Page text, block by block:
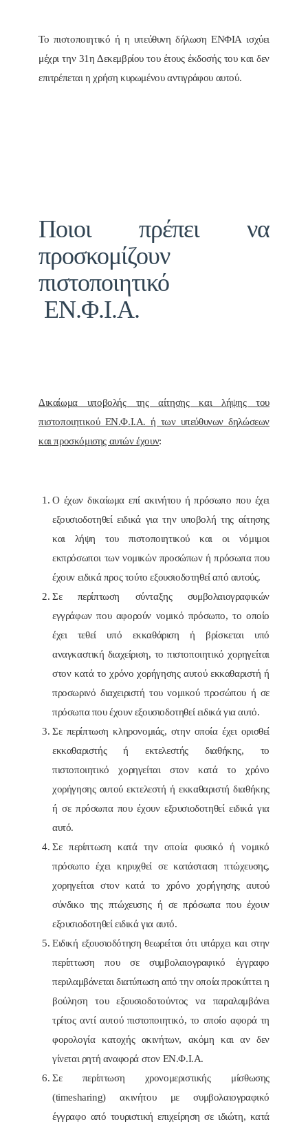
Το πιστοποιητικό ή η υπεύθυνη δήλωση ΕΝΦΙΑ ισχύει
μέχρι την 31η Δεκεμβρίου του έτους έκδοσής του και δεν
επιτρέπεται η χρήση κυρωμένου αντιγράφου αυτού.
Ποιοι πρέπει να
προσκομίζουν
πιστοποιητικό
ΕΝ.Φ.Ι.Α.
Δικαίωμα υποβολής της αίτησης και λήψης του
πιστοποιητικού ΕΝ.Φ.Ι.Α. ή των υπεύθυνων δηλώσεων
και προσκόμισης αυτών έχουν:
Ο έχων δικαίωμα επί ακινήτου ή πρόσωπο που έχει
εξουσιοδοτηθεί ειδικά για την υποβολή της αίτησης
και λήψη του πιστοποιητικού και οι νόμιμοι
εκπρόσωποι των νομικών προσώπων ή πρόσωπα που
έχουν ειδικά προς τούτο εξουσιοδοτηθεί από αυτούς.
Σε περίπτωση σύνταξης συμβολαιογραφικών
εγγράφων που αφορούν νομικό πρόσωπο, το οποίο
έχει τεθεί υπό εκκαθάριση ή βρίσκεται υπό
αναγκαστική διαχείριση, το πιστοποιητικό χορηγείται
στον κατά το χρόνο χορήγησης αυτού εκκαθαριστή ή
προσωρινό διαχειριστή του νομικού προσώπου ή σε
πρόσωπα που έχουν εξουσιοδοτηθεί ειδικά για αυτό.
Σε περίπτωση κληρονομιάς, στην οποία έχει ορισθεί
εκκαθαριστής ή εκτελεστής διαθήκης, το
πιστοποιητικό χορηγείται στον κατά το χρόνο
χορήγησης αυτού εκτελεστή ή εκκαθαριστή διαθήκης
ή σε πρόσωπα που έχουν εξουσιοδοτηθεί ειδικά για
αυτό.
Σε περίπτωση κατά την οποία φυσικό ή νομικό
πρόσωπο έχει κηρυχθεί σε κατάσταση πτώχευσης,
χορηγείται στον κατά το χρόνο χορήγησης αυτού
σύνδικο της πτώχευσης ή σε πρόσωπα που έχουν
εξουσιοδοτηθεί ειδικά για αυτό.
Ειδική εξουσιοδότηση θεωρείται ότι υπάρχει και στην
περίπτωση που σε συμβολαιογραφικό έγγραφο
περιλαμβάνεται διατύπωση από την οποία προκύπτει η
βούληση του εξουσιοδοτούντος να παραλαμβάνει
τρίτος αντί αυτού πιστοποιητικό, το οποίο αφορά τη
φορολογία κατοχής ακινήτων, ακόμη και αν δεν
γίνεται ρητή αναφορά στον ΕΝ.Φ.Ι.Α.
Σε περίπτωση χρονομεριστικής μίσθωσης
(timesharing) ακινήτου με συμβολαιογραφικό
έγγραφο από τουριστική επιχείρηση σε ιδιώτη, κατά